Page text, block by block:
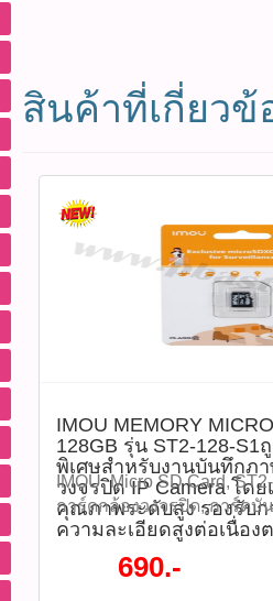
สินค้าที่เกี่ยวข้
IMOU MEMORY
128GB รุ่น ST2-128-S1
พิเศษสำหรับงานบันทึกภ
วงจรปิด IP Camera โด
คุณภาพระดับสูง รองรับ
ความละเอียดสูงต่อเนื่อง
IMOU, Micro SD Card,
การ์ดกล้องวงจรปิด, การ์ดบั
MicroSDXC, เมมโมรี่การ์ด
การ์ดกันน้ำ, U3, V30, เมมก
IMOU MEMORY MICRO
690.-